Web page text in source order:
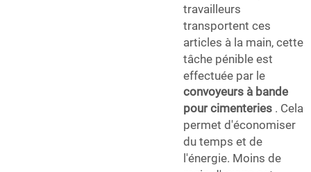
travailleurs
transportent ces
articles à la main, cette
tâche pénible est
effectuée par le
convoyeurs à bande
pour cimenteries . Cela
permet d'économiser
du temps et de
l'énergie. Moins de